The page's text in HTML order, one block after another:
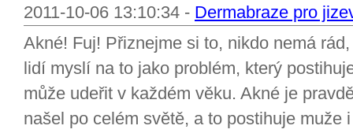
2011-10-06 13:10:34 - Dermabraze pro
Akné! Fuj! Přiznejme si to, nikdo nemá
lidí myslí na to jako problém, který
může udeřit v každém věku. Akné je
našel po celém světě, a to postihuje muže